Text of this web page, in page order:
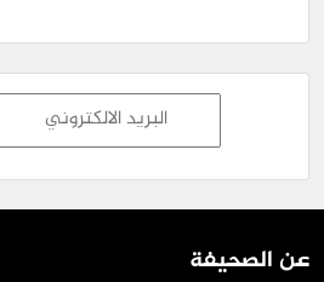
عن الصحيفة